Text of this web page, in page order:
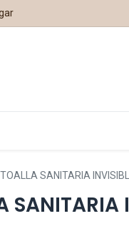
TOALLA SANITARIA
SANITARIA